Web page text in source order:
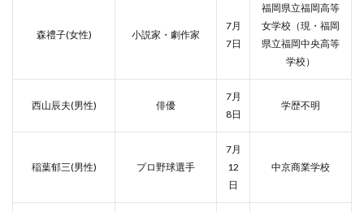
森禮子(女性) 小説家・劇作家
7月
7日
福岡県立福岡高等
女学校（現・福岡
県立福岡中央高等
学校）
西山辰夫(男性) 俳優
7月
8日
学歴不明
稲葉郁三(男性) プロ野球選手
7月
12
日
中京商業学校